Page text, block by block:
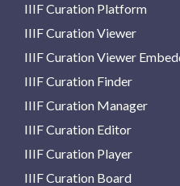
IIIF Curation Platform
IIIF Curation Viewer
IIIF Curation Viewer
IIIF Curation Finder
IIIF Curation Manager
IIIF Curation Editor
IIIF Curation Player
IIIF Curation Board